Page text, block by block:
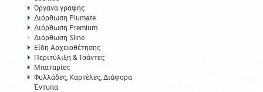
Όργανα γραφής
Διόρθωση Plumate
Διόρθωση Premium
Διόρθωση Sline
Είδη Αρχειοθέτησης
Περιτύλιξη & Τσάντες
Μπαταρίες
Φυλλάδες, Καρτέλες, Διάφορα
Έντυπα